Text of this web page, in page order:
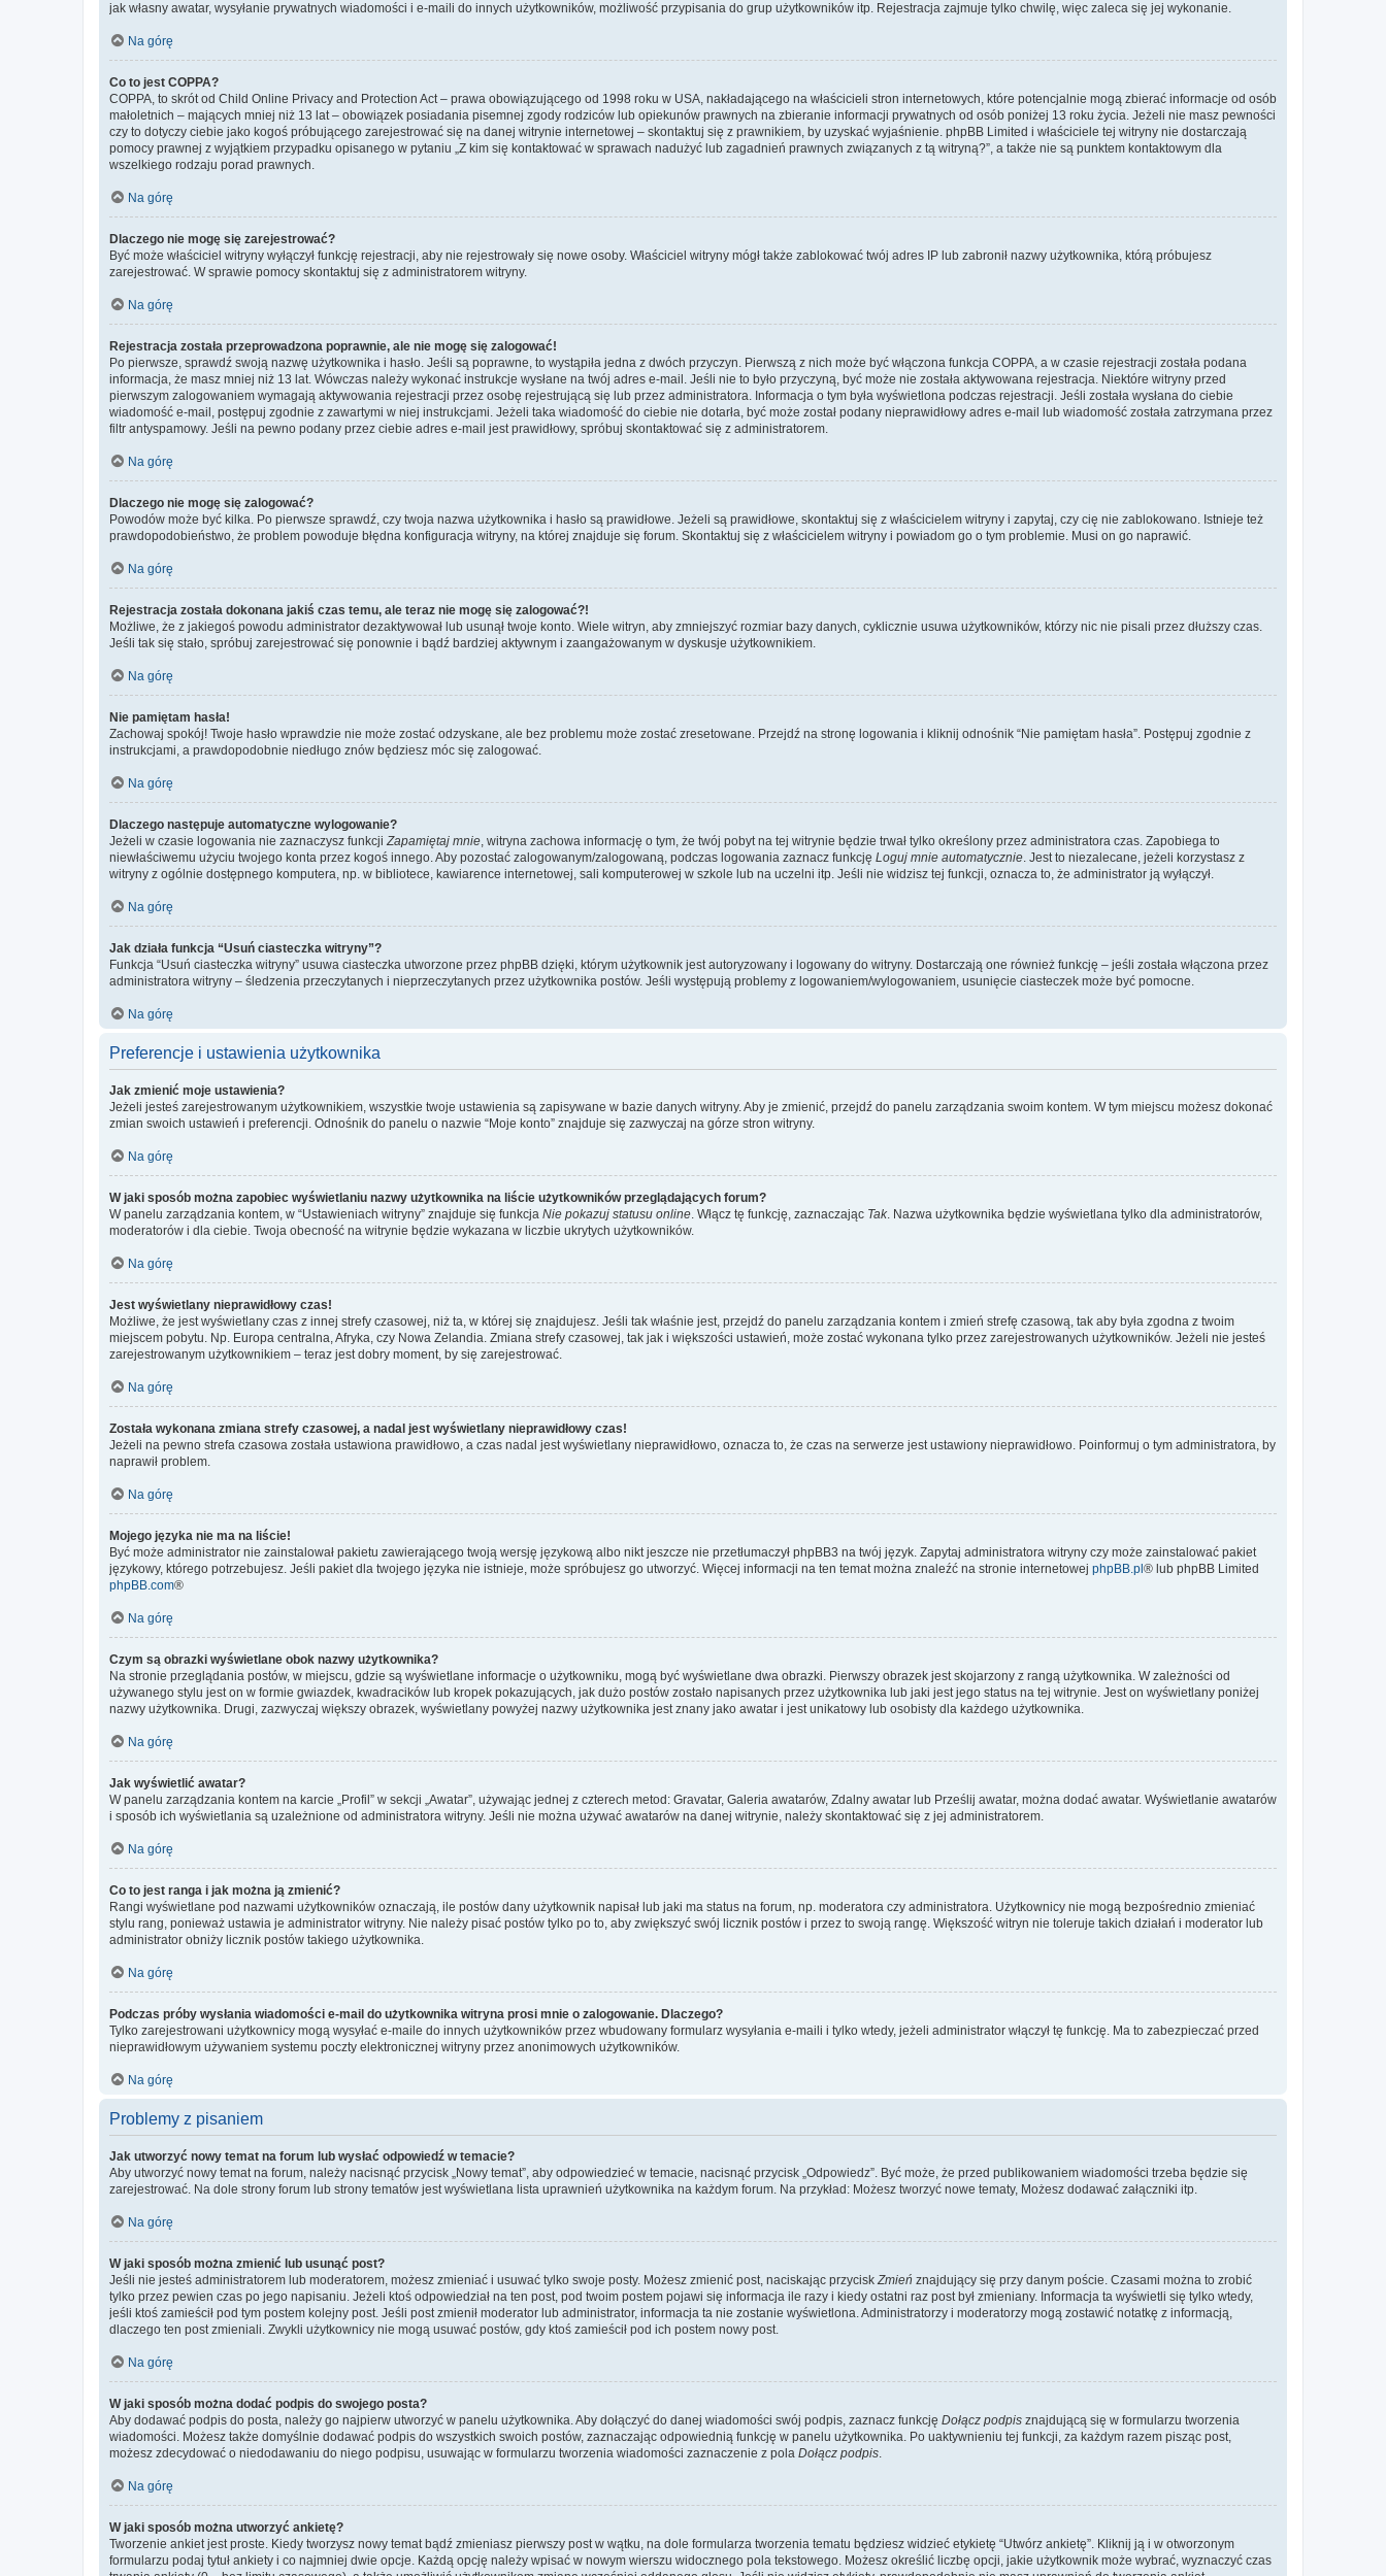
jak własny awatar, wysyłanie prywatnych wiadomości i e-maili do innych użytkowników, możliwość przypisania do grup użytkowników itp. Rejestracja zajmuje tylko chwilę, więc zaleca się jej wykonanie.
Na górę
Co to jest COPPA?
COPPA, to skrót od Child Online Privacy and Protection Act – prawa obowiązującego od 1998 roku w USA, nakładającego na właścicieli stron internetowych, które potencjalnie mogą zbierać informacje od osób
małoletnich – mających mniej niż 13 lat – obowiązek posiadania pisemnej zgody rodziców lub opiekunów prawnych na zbieranie informacji prywatnych od osób poniżej 13 roku życia. Jeżeli nie masz pewności
czy to dotyczy ciebie jako kogoś próbującego zarejestrować się na danej witrynie internetowej – skontaktuj się z prawnikiem, by uzyskać wyjaśnienie. phpBB Limited i właściciele tej witryny nie dostarczają
pomocy prawnej z wyjątkiem przypadku opisanego w pytaniu „Z kim się kontaktować w sprawach nadużyć lub zagadnień prawnych związanych z tą witryną?”, a także nie są punktem kontaktowym dla
wszelkiego rodzaju porad prawnych.
Na górę
Dlaczego nie mogę się zarejestrować?
Być może właściciel witryny wyłączył funkcję rejestracji, aby nie rejestrowały się nowe osoby. Właściciel witryny mógł także zablokować twój adres IP lub zabronił nazwy użytkownika, którą próbujesz
zarejestrować. W sprawie pomocy skontaktuj się z administratorem witryny.
Na górę
Rejestracja została przeprowadzona poprawnie, ale nie mogę się zalogować!
Po pierwsze, sprawdź swoją nazwę użytkownika i hasło. Jeśli są poprawne, to wystąpiła jedna z dwóch przyczyn. Pierwszą z nich może być włączona funkcja COPPA, a w czasie rejestracji została podana
informacja, że masz mniej niż 13 lat. Wówczas należy wykonać instrukcje wysłane na twój adres e-mail. Jeśli nie to było przyczyną, być może nie została aktywowana rejestracja. Niektóre witryny przed
pierwszym zalogowaniem wymagają aktywowania rejestracji przez osobę rejestrującą się lub przez administratora. Informacja o tym była wyświetlona podczas rejestracji. Jeśli została wysłana do ciebie
wiadomość e-mail, postępuj zgodnie z zawartymi w niej instrukcjami. Jeżeli taka wiadomość do ciebie nie dotarła, być może został podany nieprawidłowy adres e-mail lub wiadomość została zatrzymana przez
filtr antyspamowy. Jeśli na pewno podany przez ciebie adres e-mail jest prawidłowy, spróbuj skontaktować się z administratorem.
Na górę
Dlaczego nie mogę się zalogować?
Powodów może być kilka. Po pierwsze sprawdź, czy twoja nazwa użytkownika i hasło są prawidłowe. Jeżeli są prawidłowe, skontaktuj się z właścicielem witryny i zapytaj, czy cię nie zablokowano. Istnieje też
prawdopodobieństwo, że problem powoduje błędna konfiguracja witryny, na której znajduje się forum. Skontaktuj się z właścicielem witryny i powiadom go o tym problemie. Musi on go naprawić.
Na górę
Rejestracja została dokonana jakiś czas temu, ale teraz nie mogę się zalogować?!
Możliwe, że z jakiegoś powodu administrator dezaktywował lub usunął twoje konto. Wiele witryn, aby zmniejszyć rozmiar bazy danych, cyklicznie usuwa użytkowników, którzy nic nie pisali przez dłuższy czas.
Jeśli tak się stało, spróbuj zarejestrować się ponownie i bądź bardziej aktywnym i zaangażowanym w dyskusje użytkownikiem.
Na górę
Nie pamiętam hasła!
Zachowaj spokój! Twoje hasło wprawdzie nie może zostać odzyskane, ale bez problemu może zostać zresetowane. Przejdź na stronę logowania i kliknij odnośnik “Nie pamiętam hasła”. Postępuj zgodnie z
instrukcjami, a prawdopodobnie niedługo znów będziesz móc się zalogować.
Na górę
Dlaczego następuje automatyczne wylogowanie?
Jeżeli w czasie logowania nie zaznaczysz funkcjiZapamiętaj mnie, witryna zachowa informację o tym, że twój pobyt na tej witrynie będzie trwał tylko określony przez administratora czas. Zapobiega to
niewłaściwemu użyciu twojego konta przez kogoś innego. Aby pozostać zalogowanym/zalogowaną, podczas logowania zaznacz funkcję Loguj mnie automatycznie. Jest to niezalecane, jeżeli korzystasz z
witryny z ogólnie dostępnego komputera, np. w bibliotece, kawiarence internetowej, sali komputerowej w szkole lub na uczelni itp. Jeśli nie widzisz tej funkcji, oznacza to, że administrator ją wyłączył.
Na górę
Jak działa funkcja “Usuń ciasteczka witryny”?
Funkcja “Usuń ciasteczka witryny” usuwa ciasteczka utworzone przez phpBB dzięki, którym użytkownik jest autoryzowany i logowany do witryny. Dostarczają one również funkcję – jeśli została włączona przez
administratora witryny – śledzenia przeczytanych i nieprzeczytanych przez użytkownika postów. Jeśli występują problemy z logowaniem/wylogowaniem, usunięcie ciasteczek może być pomocne.
Na górę
Preferencje i ustawienia użytkownika
Jak zmienić moje ustawienia?
Jeżeli jesteś zarejestrowanym użytkownikiem, wszystkie twoje ustawienia są zapisywane w bazie danych witryny. Aby je zmienić, przejdź do panelu zarządzania swoim kontem. W tym miejscu możesz dokonać
zmian swoich ustawień i preferencji. Odnośnik do panelu o nazwie “Moje konto” znajduje się zazwyczaj na górze stron witryny.
Na górę
W jaki sposób można zapobiec wyświetlaniu nazwy użytkownika na liście użytkowników przeglądających forum?
W panelu zarządzania kontem, w “Ustawieniach witryny” znajduje się funkcja Nie pokazuj statusu online. Włącz tę funkcję, zaznaczając Tak. Nazwa użytkownika będzie wyświetlana tylko dla administratorów,
moderatorów i dla ciebie. Twoja obecność na witrynie będzie wykazana w liczbie ukrytych użytkowników.
Na górę
Jest wyświetlany nieprawidłowy czas!
Możliwe, że jest wyświetlany czas z innej strefy czasowej, niż ta, w której się znajdujesz. Jeśli tak właśnie jest, przejdź do panelu zarządzania kontem i zmień strefę czasową, tak aby była zgodna z twoim
miejscem pobytu. Np. Europa centralna, Afryka, czy Nowa Zelandia. Zmiana strefy czasowej, tak jak i większości ustawień, może zostać wykonana tylko przez zarejestrowanych użytkowników. Jeżeli nie jesteś
zarejestrowanym użytkownikiem – teraz jest dobry moment, by się zarejestrować.
Na górę
Została wykonana zmiana strefy czasowej, a nadal jest wyświetlany nieprawidłowy czas!
Jeżeli na pewno strefa czasowa została ustawiona prawidłowo, a czas nadal jest wyświetlany nieprawidłowo, oznacza to, że czas na serwerze jest ustawiony nieprawidłowo. Poinformuj o tym administratora, by
naprawił problem.
Na górę
Mojego języka nie ma na liście!
Być może administrator nie zainstalował pakietu zawierającego twoją wersję językową albo nikt jeszcze nie przetłumaczył phpBB3 na twój język. Zapytaj administratora witryny czy może zainstalować pakiet
językowy, którego potrzebujesz. Jeśli pakiet dla twojego języka nie istnieje, może spróbujesz go utworzyć. Więcej informacji na ten temat można znaleźć na stronie internetowej phpBB.pl ® lub phpBB Limited
phpBB.com®
Na górę
Czym są obrazki wyświetlane obok nazwy użytkownika?
Na stronie przeglądania postów, w miejscu, gdzie są wyświetlane informacje o użytkowniku, mogą być wyświetlane dwa obrazki. Pierwszy obrazek jest skojarzony z rangą użytkownika. W zależności od
używanego stylu jest on w formie gwiazdek, kwadracików lub kropek pokazujących, jak dużo postów zostało napisanych przez użytkownika lub jaki jest jego status na tej witrynie. Jest on wyświetlany poniżej
nazwy użytkownika. Drugi, zazwyczaj większy obrazek, wyświetlany powyżej nazwy użytkownika jest znany jako awatar i jest unikatowy lub osobisty dla każdego użytkownika.
Na górę
Jak wyświetlić awatar?
W panelu zarządzania kontem na karcie „Profil” w sekcji „Awatar”, używając jednej z czterech metod: Gravatar, Galeria awatarów, Zdalny awatar lub Prześlij awatar, można dodać awatar. Wyświetlanie awatarów
i sposób ich wyświetlania są uzależnione od administratora witryny. Jeśli nie można używać awatarów na danej witrynie, należy skontaktować się z jej administratorem.
Na górę
Co to jest ranga i jak można ją zmienić?
Rangi wyświetlane pod nazwami użytkowników oznaczają, ile postów dany użytkownik napisał lub jaki ma status na forum, np. moderatora czy administratora. Użytkownicy nie mogą bezpośrednio zmieniać
stylu rang, ponieważ ustawia je administrator witryny. Nie należy pisać postów tylko po to, aby zwiększyć swój licznik postów i przez to swoją rangę. Większość witryn nie toleruje takich działań i moderator lub
administrator obniży licznik postów takiego użytkownika.
Na górę
Podczas próby wysłania wiadomości e-mail do użytkownika witryna prosi mnie o zalogowanie. Dlaczego?
Tylko zarejestrowani użytkownicy mogą wysyłać e-maile do innych użytkowników przez wbudowany formularz wysyłania e-maili i tylko wtedy, jeżeli administrator włączył tę funkcję. Ma to zabezpieczać przed
nieprawidłowym używaniem systemu poczty elektronicznej witryny przez anonimowych użytkowników.
Na górę
Problemy z pisaniem
Jak utworzyć nowy temat na forum lub wysłać odpowiedź w temacie?
Aby utworzyć nowy temat na forum, należy nacisnąć przycisk „Nowy temat”, aby odpowiedzieć w temacie, nacisnąć przycisk „Odpowiedz”. Być może, że przed publikowaniem wiadomości trzeba będzie się
zarejestrować. Na dole strony forum lub strony tematów jest wyświetlana lista uprawnień użytkownika na każdym forum. Na przykład: Możesz tworzyć nowe tematy, Możesz dodawać załączniki itp.
Na górę
W jaki sposób można zmienić lub usunąć post?
Jeśli nie jesteś administratorem lub moderatorem, możesz zmieniać i usuwać tylko swoje posty. Możesz zmienić post, naciskając przyciskZmień znajdujący się przy danym poście. Czasami można to zrobić
tylko przez pewien czas po jego napisaniu. Jeżeli ktoś odpowiedział na ten post, pod twoim postem pojawi się informacja ile razy i kiedy ostatni raz post był zmieniany. Informacja ta wyświetli się tylko wtedy,
jeśli ktoś zamieścił pod tym postem kolejny post. Jeśli post zmienił moderator lub administrator, informacja ta nie zostanie wyświetlona. Administratorzy i moderatorzy mogą zostawić notatkę z informacją,
dlaczego ten post zmieniali. Zwykli użytkownicy nie mogą usuwać postów, gdy ktoś zamieścił pod ich postem nowy post.
Na górę
W jaki sposób można dodać podpis do swojego posta?
Aby dodawać podpis do posta, należy go najpierw utworzyć w panelu użytkownika. Aby dołączyć do danej wiadomości swój podpis, zaznacz funkcję Dołącz podpis znajdującą się w formularzu tworzenia
wiadomości. Możesz także domyślnie dodawać podpis do wszystkich swoich postów, zaznaczając odpowiednią funkcję w panelu użytkownika. Po uaktywnieniu tej funkcji, za każdym razem pisząc post,
możesz zdecydować o niedodawaniu do niego podpisu, usuwając w formularzu tworzenia wiadomości zaznaczenie z pola Dołącz podpis.
Na górę
W jaki sposób można utworzyć ankietę?
Tworzenie ankiet jest proste. Kiedy tworzysz nowy temat bądź zmieniasz pierwszy post w wątku, na dole formularza tworzenia tematu będziesz widzieć etykietę “Utwórz ankietę”. Kliknij ją i w otworzonym
formularzu podaj tytuł ankiety i co najmniej dwie opcje. Każdą opcję należy wpisać w nowym wierszu widocznego pola tekstowego. Możesz określić liczbę opcji, jakie użytkownik może wybrać, wyznaczyć czas